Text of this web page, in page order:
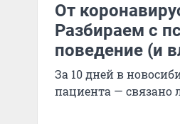
От
Разбираем с
поведение (и
За 10 дней в
пациента — связано